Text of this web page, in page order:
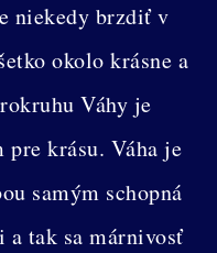
niekedy brzdiť v
okolo krásne a
Váhy je
krásu. Váha je
samým schopná
a tak sa márnivosť